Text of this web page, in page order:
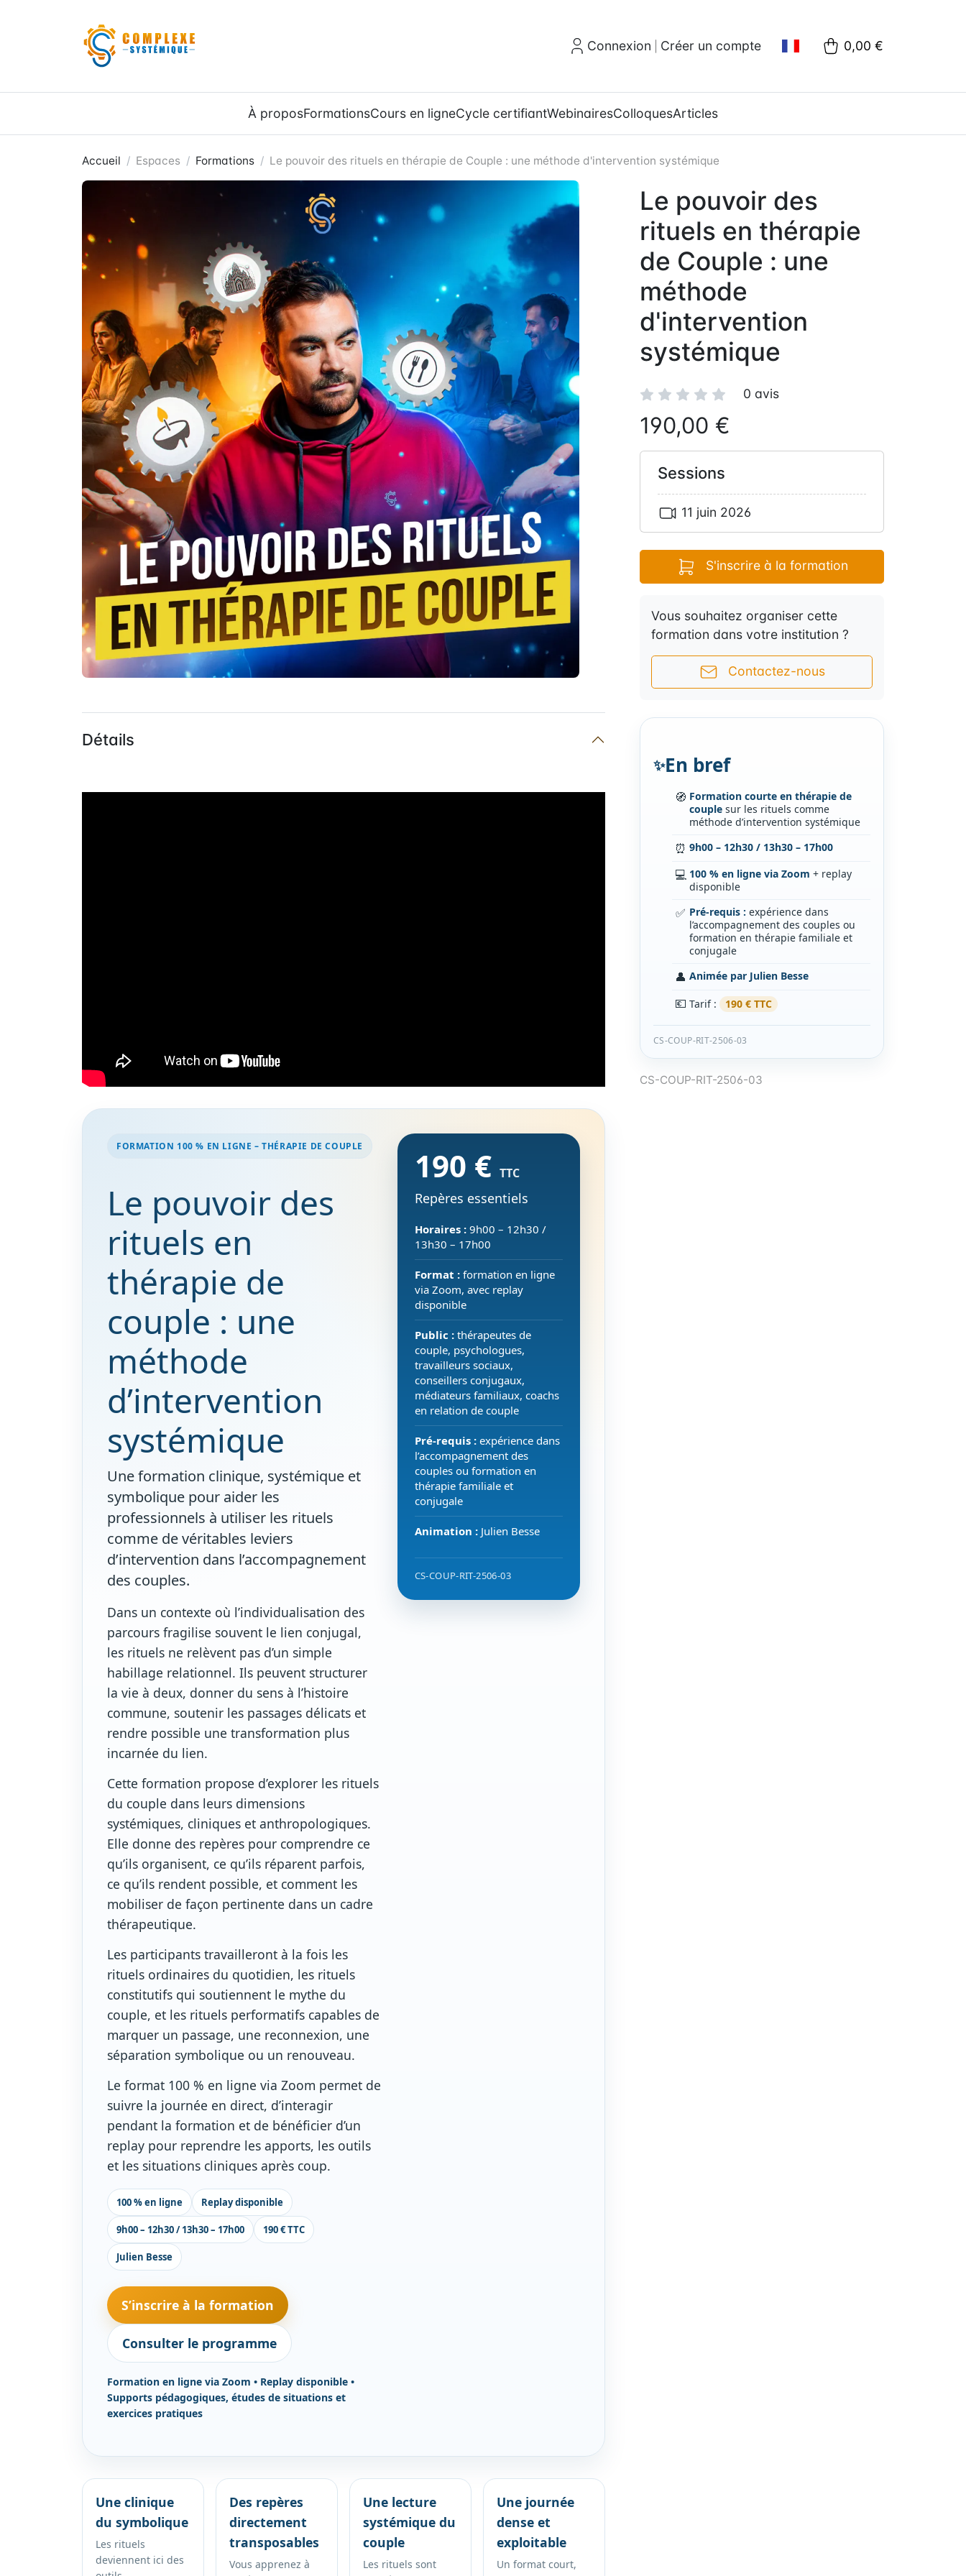
Connexion Créer un compte 0,00 €
À proposFormationsCours en ligneCycle certifiantWebinairesColloquesArticles
Accueil Espaces Formations Le pouvoir des rituels en thérapie de Couple : une méthode d'intervention systémique
Le pouvoir des
rituels en thérapie
de Couple : une
méthode
d'intervention
systémique
0 avis
190,00 €
Sessions
11 juin 2026
S'inscrire à la formation
Vous souhaitez organiser cette
formation dans votre institution ?
Contactez-nous
✨En bref
🧭 Formation courte en thérapie de
couple sur les rituels comme
méthode d’intervention systémique
⏰ 9h00 – 12h30 / 13h30 – 17h00
💻 100 % en ligne via Zoom + replay
disponible
✅ Pré-requis : expérience dans
l’accompagnement des couples ou
formation en thérapie familiale et
conjugale
👤 Animée par Julien Besse
💶 Tarif : 190 € TTC
CS-COUP-RIT-2506-03
CS-COUP-RIT-2506-03
Détails
FORMATION 100 % EN LIGNE – THÉRAPIE DE COUPLE
Le pouvoir des
rituels en
thérapie de
couple : une
méthode
d’intervention
systémique
Une formation clinique, systémique et
symbolique pour aider les
professionnels à utiliser les rituels
comme de véritables leviers
d’intervention dans l’accompagnement
des couples.
Dans un contexte où l’individualisation des
parcours fragilise souvent le lien conjugal,
les rituels ne relèvent pas d’un simple
habillage relationnel. Ils peuvent structurer
la vie à deux, donner du sens à l’histoire
commune, soutenir les passages délicats et
rendre possible une transformation plus
incarnée du lien.
Cette formation propose d’explorer les rituels
du couple dans leurs dimensions
systémiques, cliniques et anthropologiques.
Elle donne des repères pour comprendre ce
qu’ils organisent, ce qu’ils réparent parfois,
ce qu’ils rendent possible, et comment les
mobiliser de façon pertinente dans un cadre
thérapeutique.
Les participants travailleront à la fois les
rituels ordinaires du quotidien, les rituels
constitutifs qui soutiennent le mythe du
couple, et les rituels performatifs capables de
marquer un passage, une reconnexion, une
séparation symbolique ou un renouveau.
Le format 100 % en ligne via Zoom permet de
suivre la journée en direct, d’interagir
pendant la formation et de bénéficier d’un
replay pour reprendre les apports, les outils
et les situations cliniques après coup.
100 % en ligne Replay disponible
9h00 – 12h30 / 13h30 – 17h00 190 € TTC
Julien Besse
S’inscrire à la formation
Consulter le programme
Formation en ligne via Zoom • Replay disponible •
Supports pédagogiques, études de situations et
exercices pratiques
190 € TTC
Repères essentiels
Horaires :9h00 – 12h30 /
13h30 – 17h00
Format :formation en ligne
via Zoom, avec replay
disponible
Public :thérapeutes de
couple, psychologues,
travailleurs sociaux,
conseillers conjugaux,
médiateurs familiaux, coachs
en relation de couple
Pré-requis :expérience dans
l’accompagnement des
couples ou formation en
thérapie familiale et
conjugale
Animation :Julien Besse
CS-COUP-RIT-2506-03
Une clinique
du symbolique
Les rituels
deviennent ici des
Des repères
directement
transposables
Vous apprenez à
Une lecture
systémique du
couple
Les rituels sont
Une journée
dense et
exploitable
Un format court,